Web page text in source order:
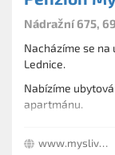
Nádražní 675,
Nacházíme se
Lednice.
Nabízíme
apartmánu.
Ubytování je
www.myslivna-lednice.cz